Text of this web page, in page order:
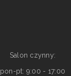
Salon czynny:
pon-pt: 9:00 - 17:00